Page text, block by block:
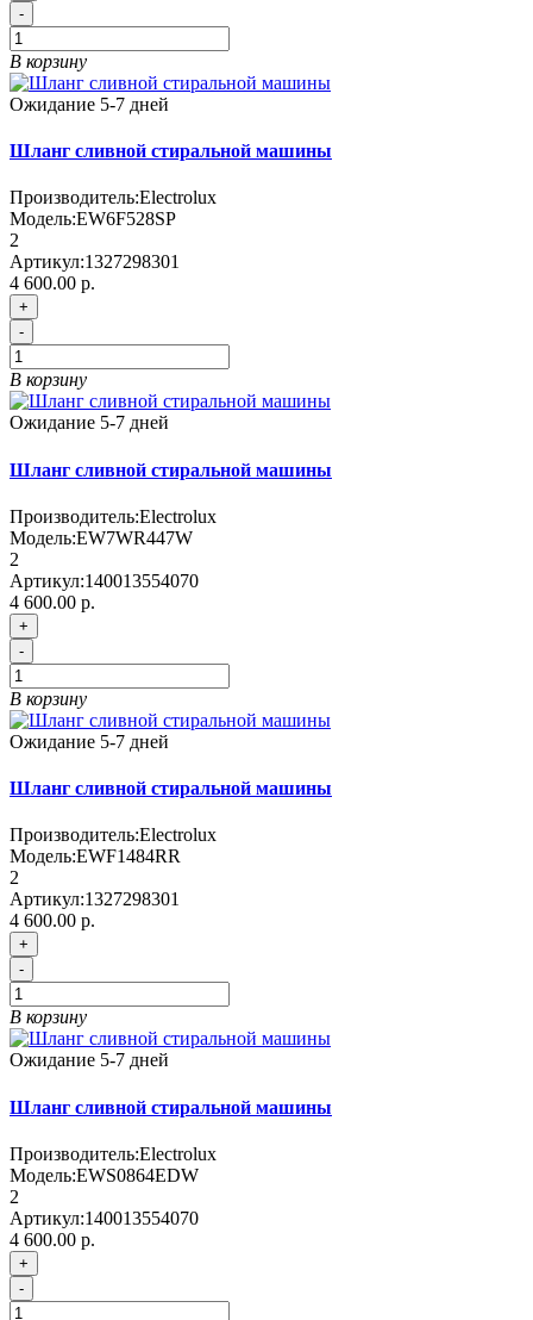
-
В корзину
Ожидание 5-7 дней
Шланг сливной стиральной машины
Производитель:Electrolux
Модель:EW6F528SP
2
Артикул:1327298301
4 600.00 р.
+
-
В корзину
Ожидание 5-7 дней
Шланг сливной стиральной машины
Производитель:Electrolux
Модель:EW7WR447W
2
Артикул:140013554070
4 600.00 р.
+
-
В корзину
Ожидание 5-7 дней
Шланг сливной стиральной машины
Производитель:Electrolux
Модель:EWF1484RR
2
Артикул:1327298301
4 600.00 р.
+
-
В корзину
Ожидание 5-7 дней
Шланг сливной стиральной машины
Производитель:Electrolux
Модель:EWS0864EDW
2
Артикул:140013554070
4 600.00 р.
+
-